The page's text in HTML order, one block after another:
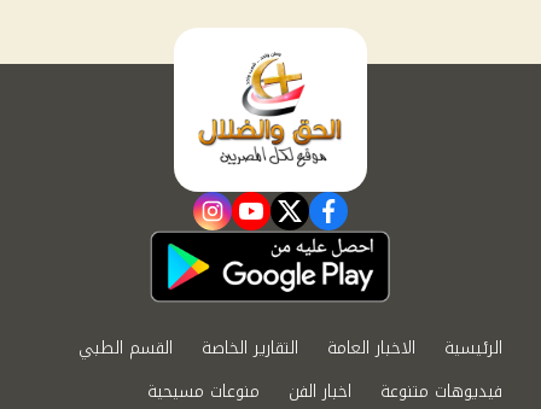
facebook
twitter
youtube
instagram
الرئيسية الاخبار العامة التقارير الخاصة
القسم الطبي
فيديوهات متنوعة
اخبار الفن منوعات مسيحية